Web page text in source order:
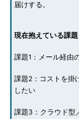
届けする。
現在抱えている課題
課題1：メール経由
課題2：コストを掛
したい
課題3：クラウド型